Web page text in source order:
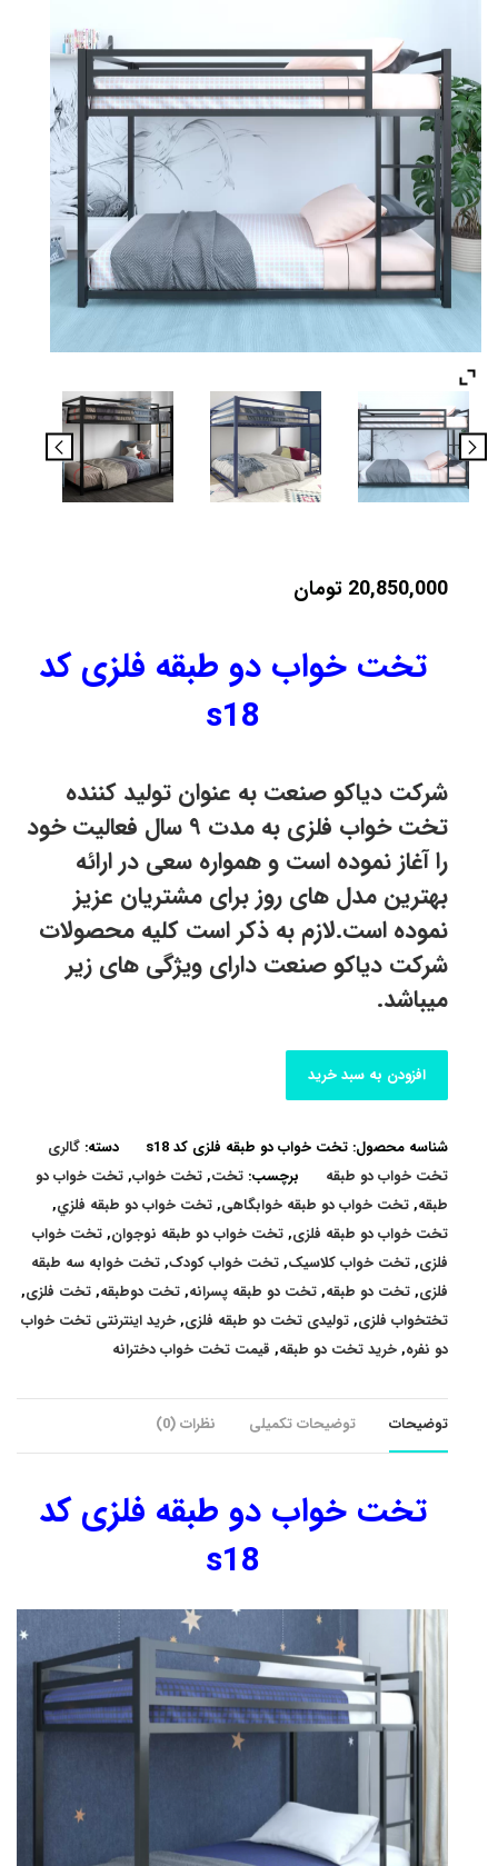
20,850,000 تومان
تخت خواب دو طبقه فلزی کد
s18
شرکت دیاکو صنعت به عنوان تولید کننده
تخت خواب فلزی به مدت ۹ سال فعالیت خود
را آغاز نموده است و همواره سعی در ارائه
بهترین مدل های روز برای مشتریان عزیز
نموده است.لازم به ذکر است کلیه محصولات
شرکت دیاکو صنعت دارای ویژگی های زیر
میباشد.
افزودن به سبد خرید
شناسه محصول: تخت خواب دو طبقه فلزی کد s18 دسته: گالری
تخت خواب دو طبقه
برچسب: تخت,تخت خواب,تخت خواب دو
طبقه,تخت خواب دو طبقه خوابگاهی,تخت خواب دو طبقه فلزي,
تخت خواب دو طبقه فلزی,تخت خواب دو طبقه نوجوان,تخت خواب
فلزی,تخت خواب کلاسیک,تخت خواب کودک,تخت خوابه سه طبقه
فلزی,تخت دو طبقه,تخت دو طبقه پسرانه,تخت دوطبقه,تخت فلزی,
تختخواب فلزی,تولیدی تخت دو طبقه فلزی,خرید اینترنتی تخت خواب
دو نفره,خرید تخت دو طبقه, قیمت تخت خواب دخترانه
توضیحات توضیحات تکمیلی نظرات (0)
تخت خواب دو طبقه فلزی کد
s18